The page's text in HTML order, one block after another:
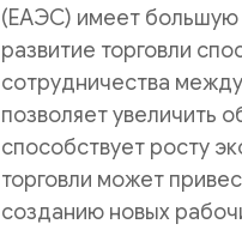
(ЕАЭС) имеет большую
развитие торговли
сотрудничества
позволяет увеличить
способствует росту
торговли может
созданию новых